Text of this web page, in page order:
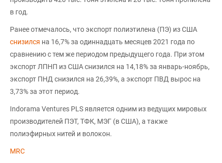
в год.
Ранее отмечалось, что экспорт полиэтилена (ПЭ) из США
снизился на 16,7% за одиннадцать месяцев 2021 года по
сравнению с тем же периодом предыдущего года. При этом
экспорт ЛПНП из США снизился на 14,18% за январь-ноябрь,
экспорт ПНД снизился на 26,39%, а экспорт ПВД вырос на
3,73% за этот период.
Indorama Ventures PLS является одним из ведущих мировых
производителей ПЭТ, ТФК, МЭГ (в США), а также
полиэфирных нитей и волокон.
MRC